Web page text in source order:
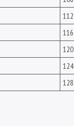
112
116
120
124
128